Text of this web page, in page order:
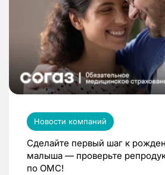
Новости компаний
Сделайте первый шаг к
малыша — проверьте
по ОМС!